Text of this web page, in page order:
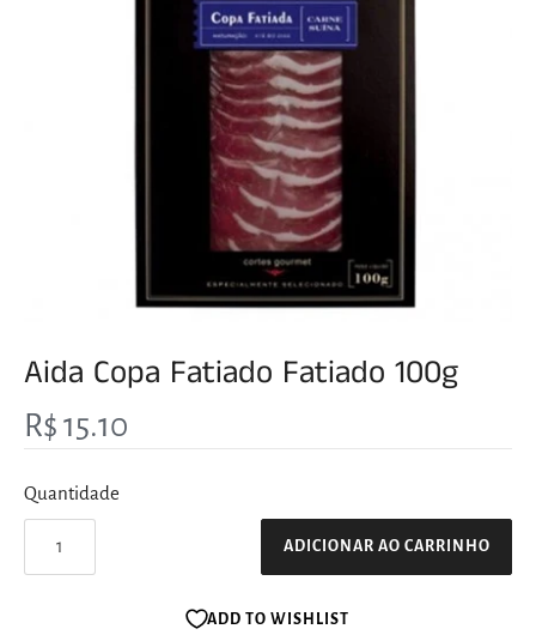
Aida Copa Fatiado Fatiado 100g
R$ 15.10
Quantidade
ADICIONAR AO CARRINHO
ADD TO WISHLIST